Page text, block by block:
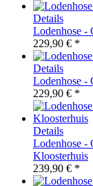
Details
Lodenhose -
229,90 € *
Details
Lodenhose -
229,90 € *
Details
Lodenhose -
Kloosterhuis
239,90 € *